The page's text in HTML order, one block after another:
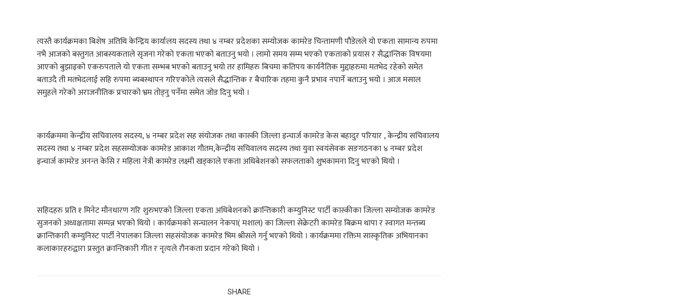
त्यस्तै कार्यक्रमका बिशेष अतिथि केन्द्रिय कार्यालय सदस्य तथा ४ नम्बर प्रदेशका सम्योजक कामरेड चिन्तामणी पौडेलले यो एकता सामान्य रुपमा
नभै आजको बस्तुगत आबस्यकताले सृजना गरेको एकता भएको बताउनु भयो । लामो समय सम्म भएको एकताको प्रयास र सैद्धान्तिक विषयमा
आएको बुझाइको एकरुपताले यो एकता सम्भब भएको बताउनु भयो तर हामिहरु बिचमा कतिपय कार्यनैतिक मुद्दाहरुमा मतभेद रहेको समेत
बताउदै ती मतभेदलाई सहि रुपमा ब्यबस्थापन गरिएकोले त्यसले सैद्धान्तिक र बैचारिक तहमा कुनै प्रभाव नपार्ने बताउनु भयो । आज मसाल
समुहले गरेको अराजनीतिक प्रचारको भ्रम तोड्नु पर्नेमा समेत जोड दिनु भयो ।
कार्यक्रममा केन्द्रीय सचिवालय सदस्य, ४ नम्बर प्रदेश सह संयोजक तथा कास्की जिल्ला इन्चार्ज कामरेड केस बहादुर परियार , केन्द्रीय सचिवालय
सदस्य तथा ४ नम्बर प्रदेश सहसम्योजक कामरेड आकाश गौतम,केन्द्रीय सचिवालय सदस्य तथा युवा स्वयंसेवक सङगठनका ४ नम्बर प्रदेश
इन्चार्ज कामरेड अनन्त केसि र महिला नेत्री कामरेड लक्ष्मी खड्काले एकता अधिबेशनको सफलताको शुभकामना दिनु भएको थियो ।
सहिदहरु प्रति १ मिनेट मौनधारण गरि शुरुभएको जिल्ला एकता अधिबेशनको क्रान्तिकारी कम्युनिस्ट पार्टी कास्कीका जिल्ला सम्योजक कामरेड
सुजनको अध्यक्षतामा सम्पन्न भएको थियो । कार्यक्रमको सन्चालन नेकपा( मशाल) का जिल्ला सेक्रेटरी कामरेड बिक्रम थापा र स्वागत मन्तब्य
क्रान्तिकारी कम्युनिस्ट पार्टी नेपालका जिल्ला सहसंयोजक कामरेड भिम श्रीसले गर्नु भएको थियो । कार्यक्रममा रक्तिम सास्कृतिक अभियानका
कलाकारहरुद्वारा प्रस्तुत क्रान्तिकारी गीत र नृत्यले रौनकता प्रदान गरेको थियो ।
SHARE